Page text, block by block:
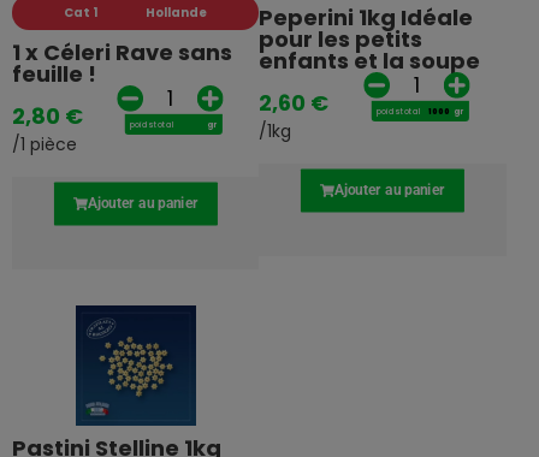
Cat 1 Hollande
1 x Céleri Rave sans
feuille !
2,80 €
/1 pièce
poids total gr
Ajouter au panier
Peperini 1kg Idéale
pour les petits
enfants et la soupe
2,60 €
/1kg
poids total gr
Ajouter au panier
Pastini Stelline 1kg